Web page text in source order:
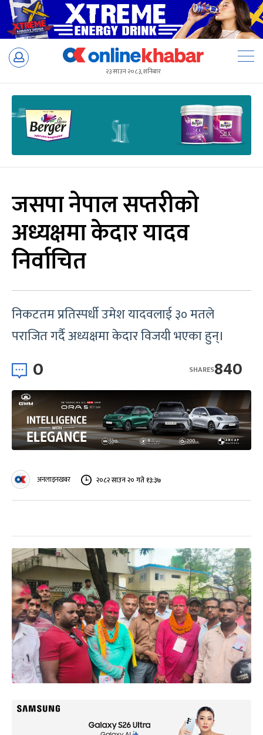
Skip
२३ साउन २०८३, शनिबार
जसपा नेपाल सप्तरीको
अध्यक्षमा केदार यादव
निर्वाचित
निकटतम प्रतिस्पर्धी उमेश यादवलाई ३० मतले
पराजित गर्दै अध्यक्षमा केदार विजयी भएका हुन्।
0 840
SHARES
अनलाइनखबर २०८२ साउन २० गते १३:३७